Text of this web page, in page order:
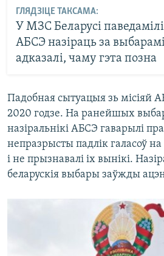
ГЛЯДЗІЦЕ ТАКСАМА:
У МЗС Беларусі
АБСЭ назіраць за
адказалі, чаму гэта позна
Падобная сытуацыя зь місіяй
2020 годзе. На ранейшых
назіральнікі АБСЭ гаварылі
непразрысты падлік галасоў
і не прызнавалі іх вынікі.
беларускія выбары заўжды